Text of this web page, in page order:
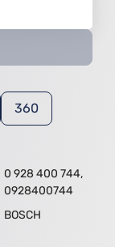
360
0 928 400 744,
0928400744
BOSCH